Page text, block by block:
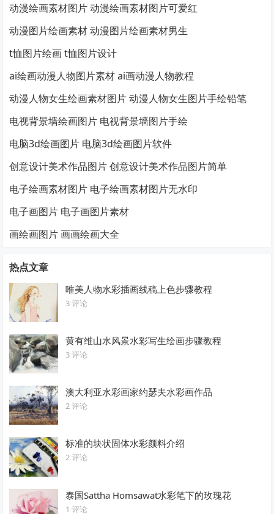
动漫绘画素材图片 动漫绘画素材图片可爱红
动漫图片绘画素材 动漫图片绘画素材男生
t恤图片绘画 t恤图片设计
ai绘画动漫人物图片素材 ai画动漫人物教程
动漫人物女生绘画素材图片 动漫人物女生图片手绘铅笔
电视背景墙绘画图片 电视背景墙图片手绘
电脑3d绘画图片 电脑3d绘画图片软件
创意设计美术作品图片 创意设计美术作品图片简单
电子绘画素材图片 电子绘画素材图片无水印
电子画图片 电子画图片素材
画绘画图片 画画绘画大全
热点文章
唯美人物水彩插画线稿上色步骤教程
3 评论
黄有维山水风景水彩写生绘画步骤教程
3 评论
澳大利亚水彩画家约瑟夫水彩画作品
2 评论
标准的块状固体水彩颜料介绍
2 评论
泰国Sattha Homsawat水彩笔下的玫瑰花
1 评论